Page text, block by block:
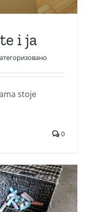
i ja
stoje
0